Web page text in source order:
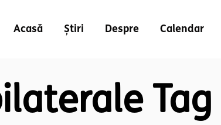
Acasă Știri Despre Calendar
Tag